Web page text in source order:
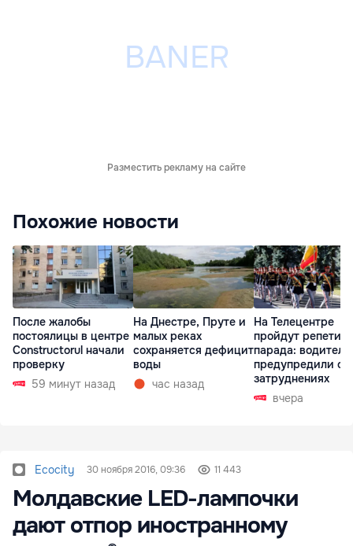
Разместить рекламу на сайте
Похожие новости
После жалобы
постоялицы в центре
Constructorul начали
проверку
59 минут назад
На Днестре, Пруте и
малых реках
сохраняется дефицит
воды
час назад
На Телецентре
пройдут
парада:
предупредили о
затруднениях
вчера
Ecocity 30 ноября 2016, 09:36 11 443
Молдавские LED-лампочки
дают отпор иностранному